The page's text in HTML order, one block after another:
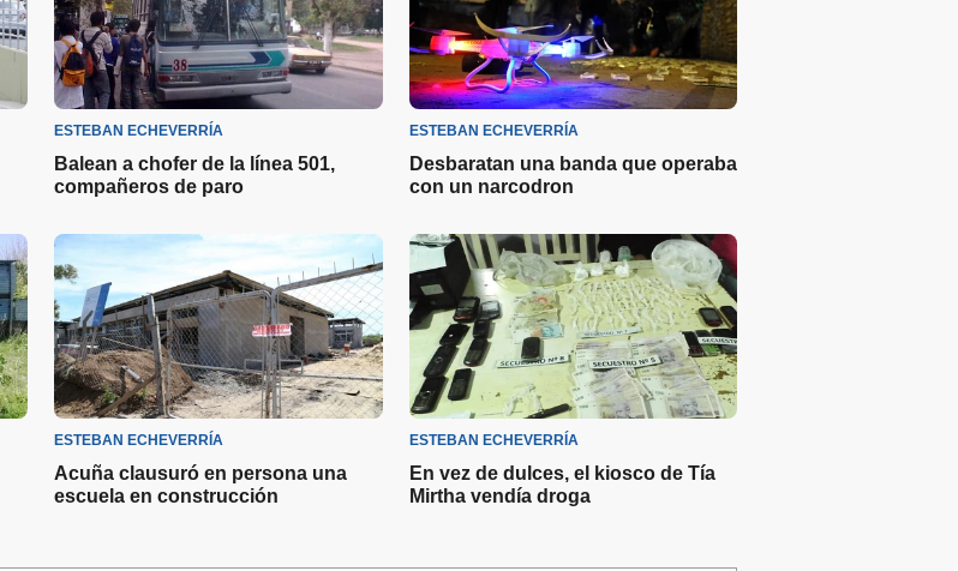
ESTEBAN ECHEVERRÍA
Balean a chofer de la línea 501,
compañeros de paro
ESTEBAN ECHEVERRÍA
Desbaratan una banda que operaba
con un narcodron
ESTEBAN ECHEVERRÍA
Acuña clausuró en persona una
escuela en construcción
ESTEBAN ECHEVERRÍA
En vez de dulces, el kiosco de Tía
Mirtha vendía droga